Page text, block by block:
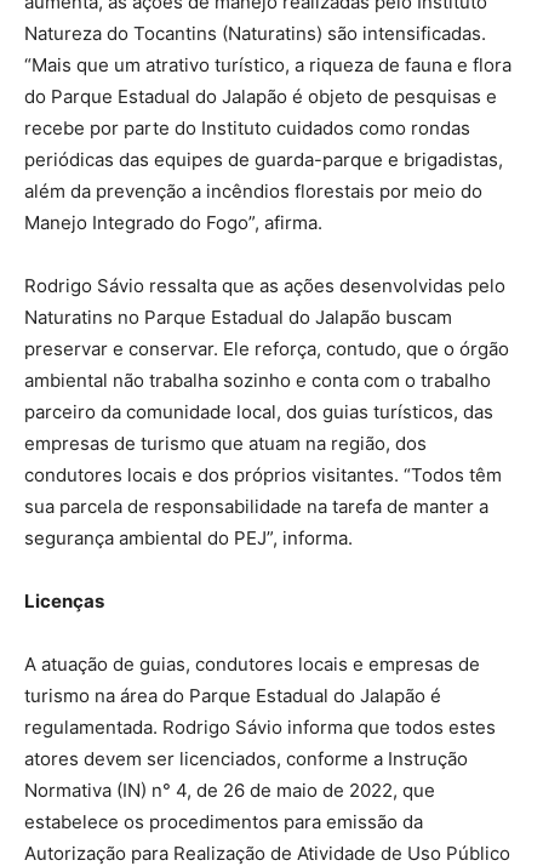
Natureza do Tocantins (Naturatins) são intensificadas.
“Mais que um atrativo turístico, a riqueza de fauna e flora
do Parque Estadual do Jalapão é objeto de pesquisas e
recebe por parte do Instituto cuidados como rondas
periódicas das equipes de guarda-parque e brigadistas,
além da prevenção a incêndios florestais por meio do
Manejo Integrado do Fogo”, afirma.
Rodrigo Sávio ressalta que as ações desenvolvidas pelo
Naturatins no Parque Estadual do Jalapão buscam
preservar e conservar. Ele reforça, contudo, que o órgão
ambiental não trabalha sozinho e conta com o trabalho
parceiro da comunidade local, dos guias turísticos, das
empresas de turismo que atuam na região, dos
condutores locais e dos próprios visitantes. “Todos têm
sua parcela de responsabilidade na tarefa de manter a
segurança ambiental do PEJ”, informa.
Licenças
A atuação de guias, condutores locais e empresas de
turismo na área do Parque Estadual do Jalapão é
regulamentada. Rodrigo Sávio informa que todos estes
atores devem ser licenciados, conforme a Instrução
Normativa (IN) n° 4, de 26 de maio de 2022, que
estabelece os procedimentos para emissão da
Autorização para Realização de Atividade de Uso Público